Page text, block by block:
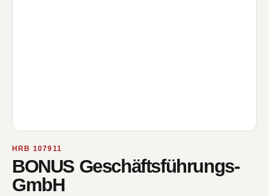
HRB 107911
BONUS Geschäftsführungs-
GmbH